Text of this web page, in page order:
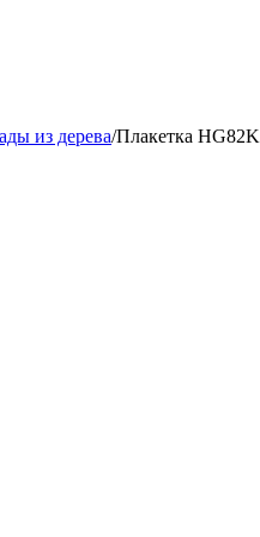
из дерева/Плакетка HG82K